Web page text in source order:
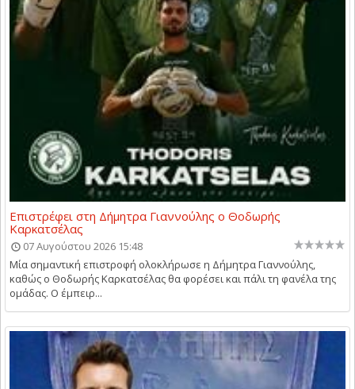
Επιστρέφει στη Δήμητρα Γιαννούλης ο Θοδωρής
Καρκατσέλας
07 Αυγούστου 2026 15:48
Μία σημαντική επιστροφή ολοκλήρωσε η Δήμητρα Γιαννούλης,
καθώς ο Θοδωρής Καρκατσέλας θα φορέσει και πάλι τη φανέλα της
ομάδας. Ο έμπειρ...